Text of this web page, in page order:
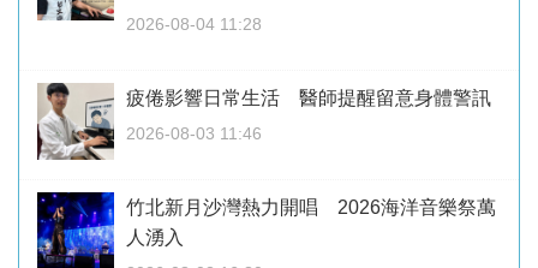
2026-08-04 11:28
疲倦影響日常生活 醫師提醒留意身體警訊
2026-08-03 11:46
竹北新月沙灣熱力開唱 2026海洋音樂祭萬
人湧入